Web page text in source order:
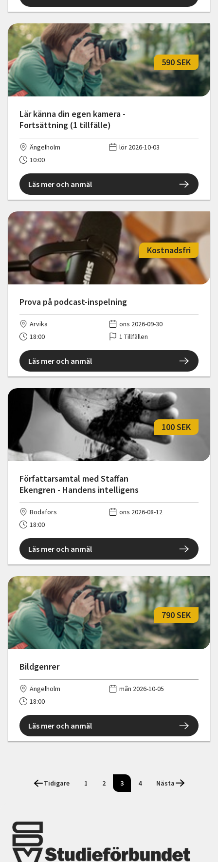
Lär känna din egen kamera -
Fortsättning (1 tillfälle)
590 SEK
Ängelholm
lör 2026-10-03
10:00
Läs mer och anmäl
Prova på podcast-inspelning
Kostnadsfri
Arvika
ons 2026-09-30
18:00
1 Tillfällen
Läs mer och anmäl
Författarsamtal med Staffan
Ekengren - Handens intelligens
100 SEK
Bodafors
ons 2026-08-12
18:00
Läs mer och anmäl
Bildgenrer
790 SEK
Ängelholm
mån 2026-10-05
18:00
Läs mer och anmäl
Tidigare 1 2 3 4 Nästa